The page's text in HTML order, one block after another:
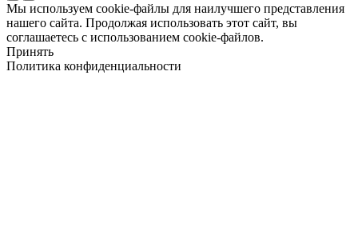
Мы используем cookie-файлы для наилучшего представления
нашего сайта. Продолжая использовать этот сайт, вы
соглашаетесь с использованием cookie-файлов.
Принять
Политика конфиденциальности